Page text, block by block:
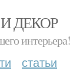
ДЕКОР
интерьера!
статьи